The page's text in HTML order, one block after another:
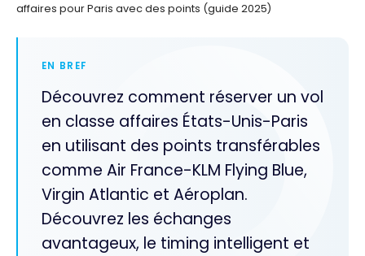
affaires pour Paris avec des points (guide 2025)
EN BREF
Découvrez comment réserver un vol
en classe affaires États-Unis-Paris
en utilisant des points transférables
comme Air France-KLM Flying Blue,
Virgin Atlantic et Aéroplan.
Découvrez les échanges
avantageux, le timing intelligent et